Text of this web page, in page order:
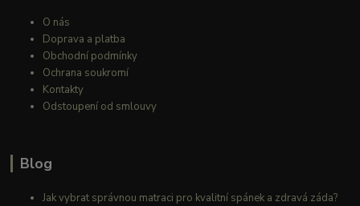
O nás
Doprava a platba
Obchodní podmínky
Ochrana soukromí
Kontakty
Odstoupení od smlouvy
Blog
Jak vybrat správnou matraci pro kvalitní spánek a zdravá záda?